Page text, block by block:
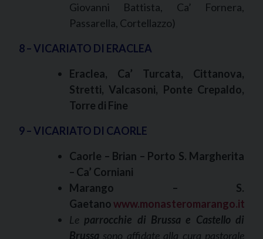
Giovanni Battista, Ca’ Fornera,
Passarella, Cortellazzo)
8 – VICARIATO DI ERACLEA
Eraclea, Ca’ Turcata, Cittanova,
Stretti, Valcasoni, Ponte Crepaldo,
Torre di Fine
9 – VICARIATO DI CAORLE
Caorle – Brian – Porto S. Margherita
– Ca’ Corniani
Marango – S.
Gaetanowww.monasteromarango.it
Le parrocchie di Brussa e Castello di
Brussa sono affidate alla cura pastorale